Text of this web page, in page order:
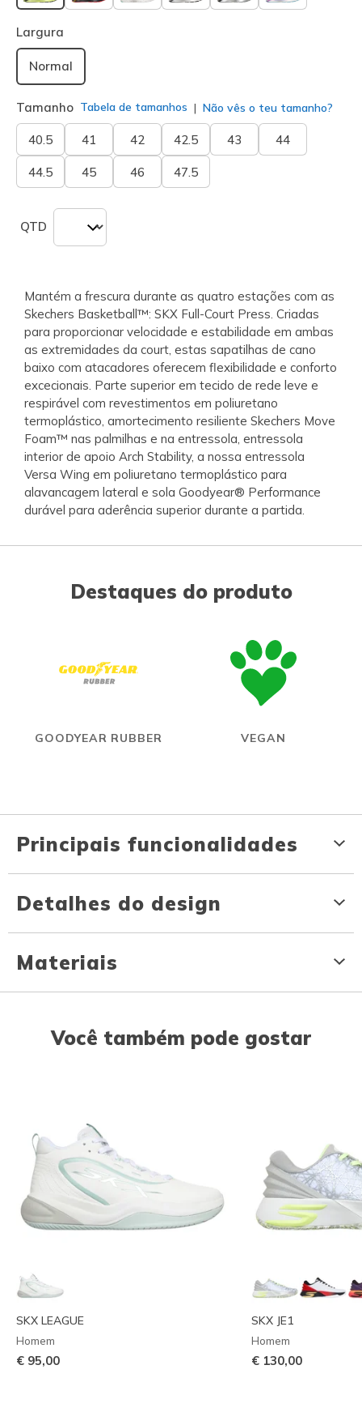
selecionado
Largura
Normal
Tamanho Tabela de tamanhos Não vês o teu tamanho?
40.5 41 42 42.5 43 44
44.5 45 46 47.5
QTD
Mantém a frescura durante as quatro estações com as
Skechers Basketball™: SKX Full-Court Press. Criadas
para proporcionar velocidade e estabilidade em ambas
as extremidades da court, estas sapatilhas de cano
baixo com atacadores oferecem flexibilidade e conforto
excecionais. Parte superior em tecido de rede leve e
respirável com revestimentos em poliuretano
termoplástico, amortecimento resiliente Skechers Move
Foam™ nas palmilhas e na entressola, entressola
interior de apoio Arch Stability, a nossa entressola
Versa Wing em poliuretano termoplástico para
alavancagem lateral e sola Goodyear® Performance
durável para aderência superior durante a partida.
Destaques do produto
GOODYEAR RUBBER VEGAN
Principais funcionalidades
Detalhes do design
Materiais
Você também pode gostar
SKX LEAGUE
Homem
€ 95,00
SKX JE1
Homem
€ 130,00